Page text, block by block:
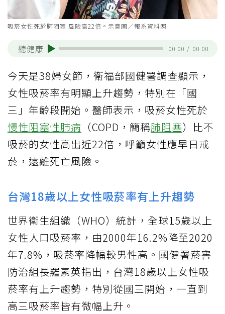
吸菸女性死於肺阻塞 風險高22倍。示意圖／報系資料照
聽健康 00:00 / 00:00
今天是38婦女節，衛福部國健署調查顯示，
女性吸菸率有明顯上升趨勢，特別在「國
三」年齡段開始。醫師表示，吸菸女性死於
慢性阻塞性肺病 （COPD，簡稱肺阻塞）比不
吸菸的女性高出近22倍，呼籲女性應早日戒
菸，遠離死亡風險。
台灣18歲以上女性吸菸率有上升趨勢
世界衛生組織（WHO）統計，全球15歲以上
女性人口吸菸率，由2000年16.2%降至2020
年7.8%，吸菸率降幅較男性高。國健署菸害
防治組長羅素英指出，台灣18歲以上女性吸
菸率有上升趨勢，特別從國三開始，一直到
高三吸菸率皆有微幅上升。